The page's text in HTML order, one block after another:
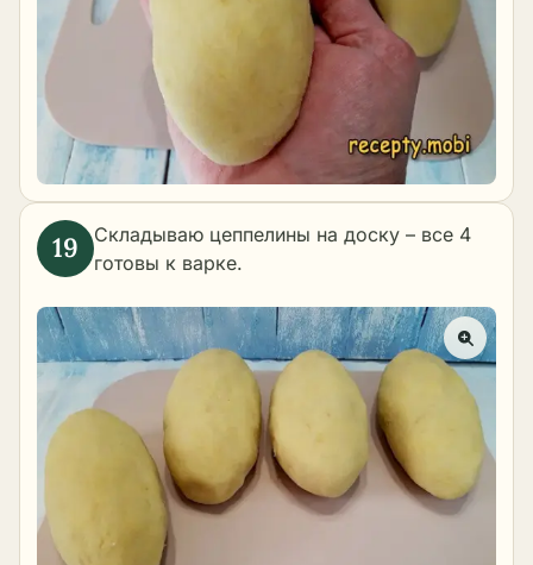
Складываю цеппелины на доску – все 4
готовы к варке.